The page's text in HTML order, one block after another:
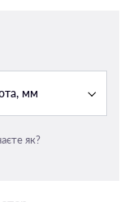
мм
як?